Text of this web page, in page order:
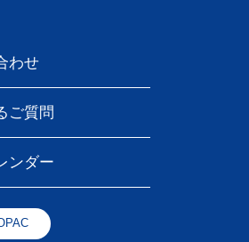
わせ
ご質問
ンダー